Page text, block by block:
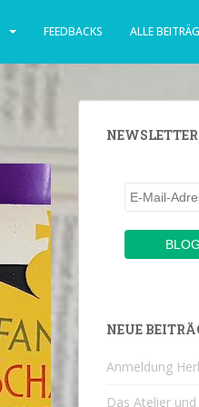
FEEDBACKS ALLE
NEUE
Anmeldung
Das Atelier